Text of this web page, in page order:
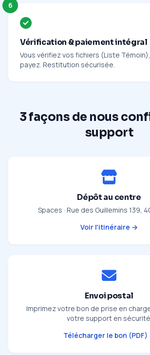
6
Vérification & paiement intégral
Vous vérifiez vos fichiers (Liste
payez. Restitution sécurisée.
3 façons de nous
support
Dépôt au centre
Spaces · Rue des Guillemins 139,
Voir l'itinéraire →
Envoi postal
Imprimez votre bon de prise en
votre support en
Télécharger le bon